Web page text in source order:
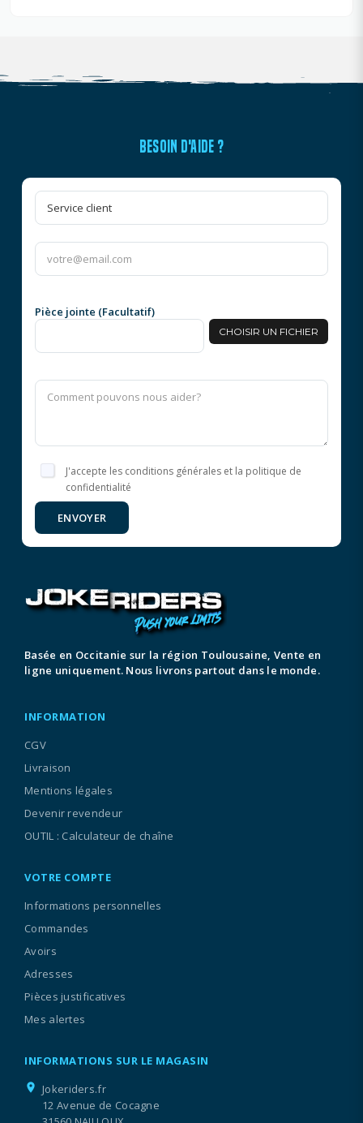
BESOIN D'AIDE ?
Pièce jointe (Facultatif)
CHOISIR UN FICHIER
J'accepte les conditions générales et la politique de
confidentialité
ENVOYER
Basée en Occitanie sur la région Toulousaine, Vente en
ligne uniquement. Nous livrons partout dans le monde.
INFORMATION
CGV
Livraison
Mentions légales
Devenir revendeur
OUTIL : Calculateur de chaîne
VOTRE COMPTE
Informations personnelles
Commandes
Avoirs
Adresses
Pièces justificatives
Mes alertes
INFORMATIONS SUR LE MAGASIN
location_on
Jokeriders.fr
12 Avenue de Cocagne